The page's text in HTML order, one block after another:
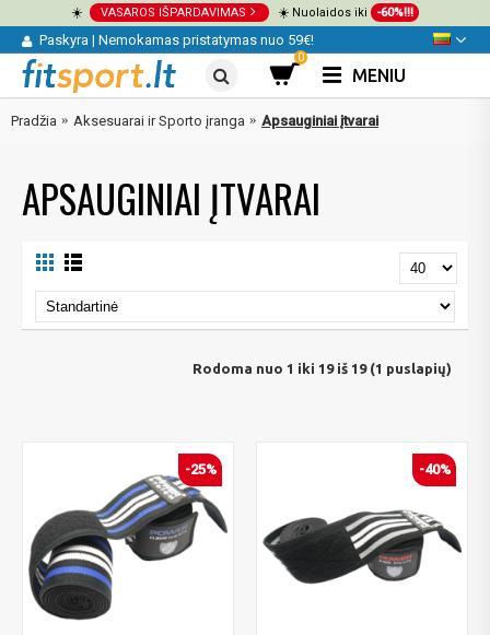
☀️ VASAROS IŠPARDAVIMAS ☀️ Nuolaidos iki -60%!!!
Paskyra | Nemokamas pristatymas nuo 59€!
0
MENIU
Pradžia Aksesuarai ir Sporto įranga Apsauginiai įtvarai
APSAUGINIAI ĮTVARAI
Rodoma nuo 1 iki 19 iš 19 (1 puslapių)
-25% -40%